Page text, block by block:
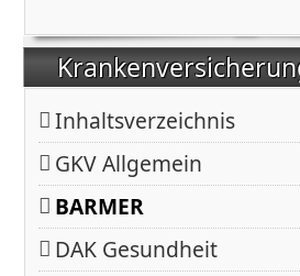
Inhaltsverzeichnis
GKV Allgemein
BARMER
DAK Gesundheit